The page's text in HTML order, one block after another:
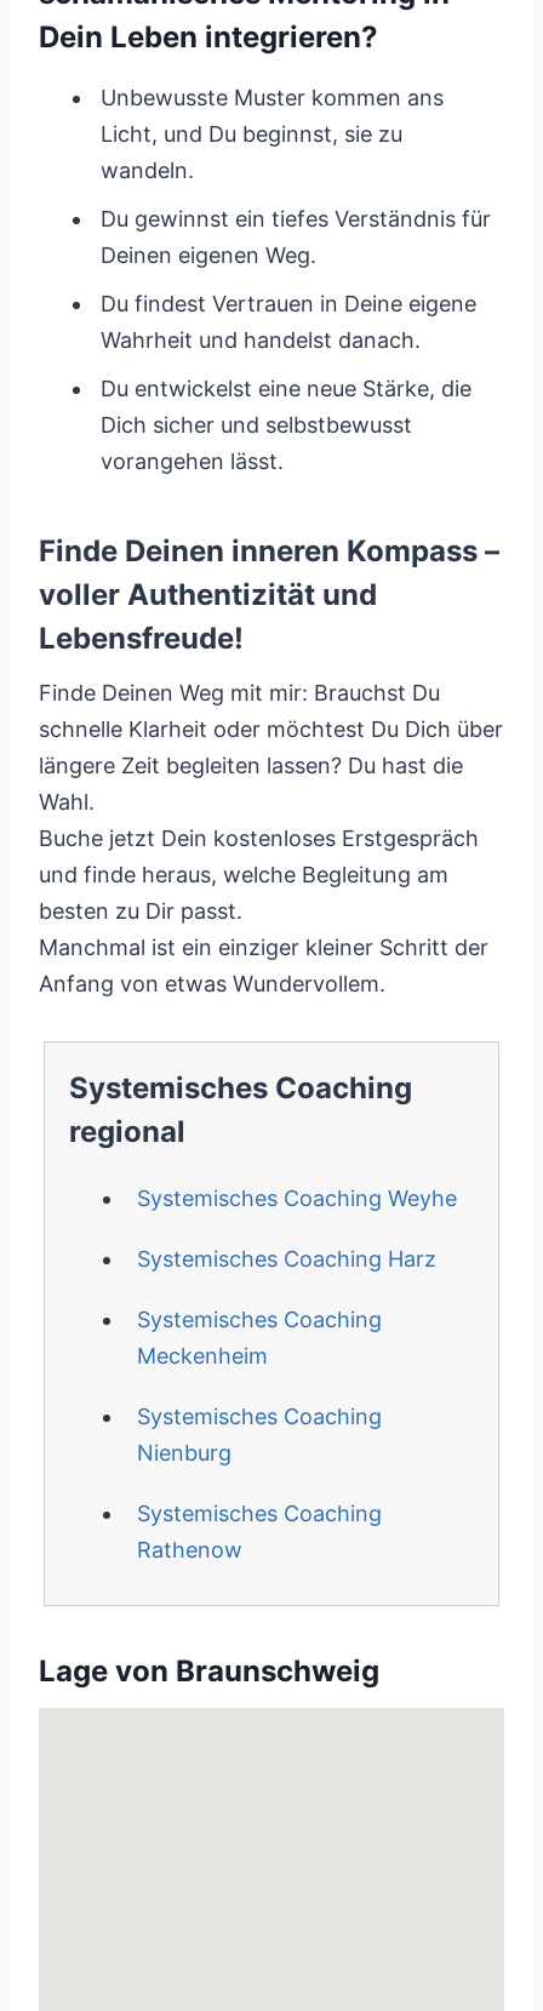
Dein Leben integrieren?
Unbewusste Muster kommen ans
Licht, und Du beginnst, sie zu
wandeln.
Du gewinnst ein tiefes Verständnis für
Deinen eigenen Weg.
Du findest Vertrauen in Deine eigene
Wahrheit und handelst danach.
Du entwickelst eine neue Stärke, die
Dich sicher und selbstbewusst
vorangehen lässt.
Finde Deinen inneren Kompass –
voller Authentizität und
Lebensfreude!
Finde Deinen Weg mit mir: Brauchst Du
schnelle Klarheit oder möchtest Du Dich über
längere Zeit begleiten lassen? Du hast die
Wahl.
Buche jetzt Dein kostenloses Erstgespräch
und finde heraus, welche Begleitung am
besten zu Dir passt.
Manchmal ist ein einziger kleiner Schritt der
Anfang von etwas Wundervollem.
Systemisches Coaching
regional
Systemisches Coaching Weyhe
Systemisches Coaching Harz
Systemisches Coaching
Meckenheim
Systemisches Coaching
Nienburg
Systemisches Coaching
Rathenow
Lage von Braunschweig